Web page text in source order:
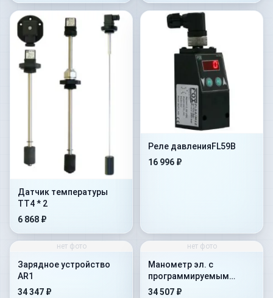
Датчик температуры
TT4 * 2
6 868 ₽
Реле давленияFL59B
16 996 ₽
нет фото
Зарядное устройство
AR1
34 347 ₽
нет фото
Манометр эл. с
программируемым
выходом KRD54
34 507 ₽